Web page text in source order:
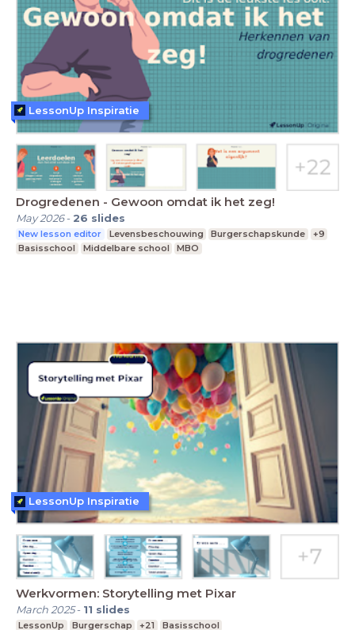
Drogredenen - Gewoon omdat ik het zeg!
May 2026- 26 slides
New lesson editor Levensbeschouwing Burgerschapskunde
+9
Basisschool
Middelbare school MBO
LessonUp Inspiratie
Werkvormen: Storytelling met Pixar
March 2025- 11 slides
LessonUp Burgerschap +21
Basisschool
LessonUp Inspiratie